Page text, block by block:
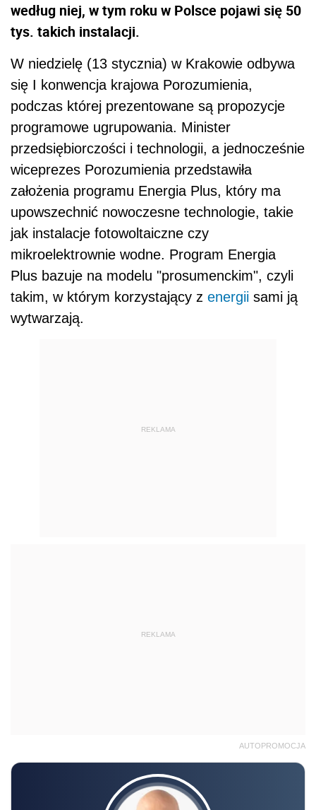
według niej, w tym roku w Polsce pojawi się 50
tys. takich instalacji.
W niedzielę (13 stycznia) w Krakowie odbywa
się I konwencja krajowa Porozumienia,
podczas której prezentowane są propozycje
programowe ugrupowania. Minister
przedsiębiorczości i technologii, a jednocześnie
wiceprezes Porozumienia przedstawiła
założenia programu Energia Plus, który ma
upowszechnić nowoczesne technologie, takie
jak instalacje fotowoltaiczne czy
mikroelektrownie wodne. Program Energia
Plus bazuje na modelu "prosumenckim", czyli
takim, w którym korzystający z energii sami ją
wytwarzają.
REKLAMA
REKLAMA
AUTOPROMOCJA